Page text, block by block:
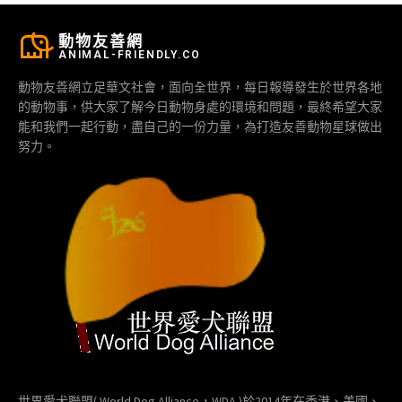
動物友善網
ANIMAL-FRIENDLY.CO
動物友善網立足華文社會，面向全世界，每日報導發生於世界各地
的動物事，供大家了解今日動物身處的環境和問題，最終希望大家
能和我們一起行動，盡自己的一份力量，為打造友善動物星球做出
努力。